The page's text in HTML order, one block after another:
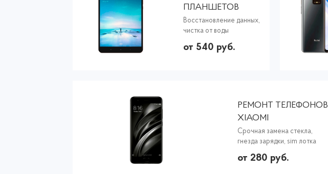
ПЛАНШЕТОВ
XIAOMI
Восстановление данных,
чистка от воды
от 540 руб.
РЕМОНТ ТЕЛЕФОНОВ
XIAOMI
Срочная замена стекла,
гнезда зарядки, sim лотка
от 280 руб.